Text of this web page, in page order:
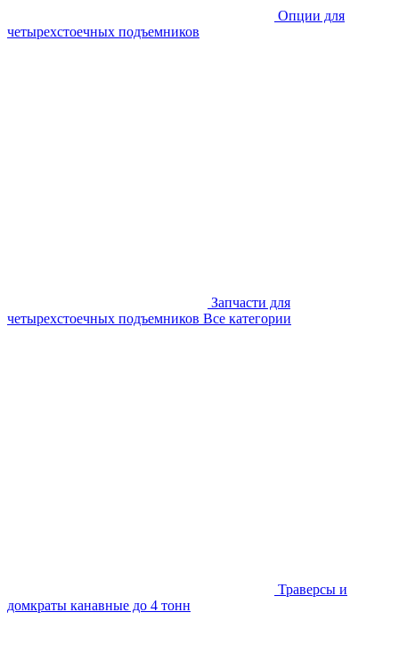
Опции для
четырехстоечных подъемников
Запчасти для
четырехстоечных подъемников Все категории
Траверсы и
домкраты канавные до 4 тонн